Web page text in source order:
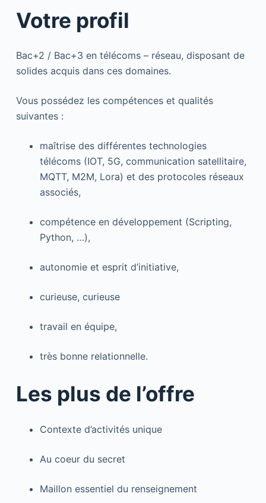
Votre profil
Bac+2 / Bac+3 en télécoms – réseau, disposant de
solides acquis dans ces domaines.
Vous possédez les compétences et qualités
suivantes :
maîtrise des différentes technologies
télécoms (IOT, 5G, communication satellitaire,
MQTT, M2M, Lora) et des protocoles réseaux
associés,
compétence en développement (Scripting,
Python, …),
autonomie et esprit d’initiative,
curieuse, curieuse
travail en équipe,
très bonne relationnelle.
Les plus de l’offre
Contexte d’activités unique
Au coeur du secret
Maillon essentiel du renseignement